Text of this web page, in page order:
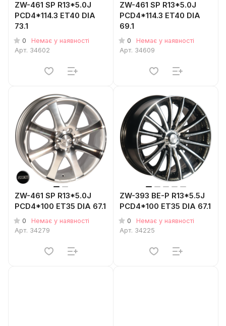
ZW-461 SP R13*5.0J
PCD4*114.3 ET40 DIA
73.1
0
Немає у наявності
Арт. 34602
ZW-461 SP R13*5.0J
PCD4*114.3 ET40 DIA
69.1
0
Немає у наявності
Арт. 34609
ZW-461 SP R13*5.0J
PCD4*100 ET35 DIA 67.1
0
Немає у наявності
Арт. 34279
ZW-393 BE-P R13*5.5J
PCD4*100 ET35 DIA 67.1
0
Немає у наявності
Арт. 34225